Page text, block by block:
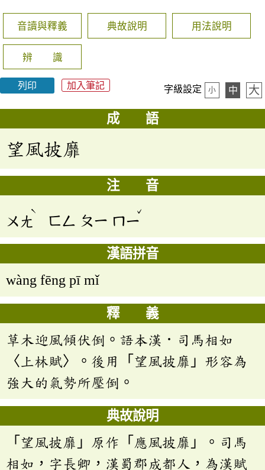
音讀與釋義 典故說明 用法說明
辨 識
列印 加入筆記 字級設定 小 中 大
成 語
望風披靡
注 音
ㄨㄤ
ˋ
ㄈㄥ ㄆㄧ ㄇㄧ
ˇ
漢語拼音
wàng fēng pī mǐ
釋 義
草木迎風傾伏倒。語本漢．司馬相如
〈上林賦〉。後用「望風披靡」形容為
強大的氣勢所壓倒。
典故說明
「望風披靡」原作「應風披靡」。司馬
相如，字長卿，漢蜀郡成都人，為漢賦